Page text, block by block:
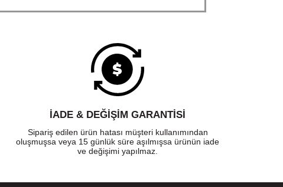
İADE & DEĞİŞİM GARANTİSİ
Sipariş edilen ürün hatası müşteri kullanımından
oluşmuşsa veya 15 günlük süre aşılmışsa ürünün iade
ve değişimi yapılmaz.